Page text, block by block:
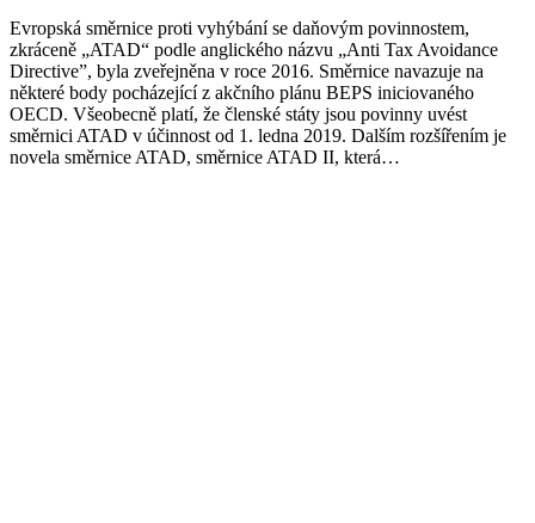
Evropská směrnice proti vyhýbání se daňovým povinnostem,
zkráceně „ATAD“ podle anglického názvu „Anti Tax Avoidance
Directive”, byla zveřejněna v roce 2016. Směrnice navazuje na
některé body pocházející z akčního plánu BEPS iniciovaného
OECD. Všeobecně platí, že členské státy jsou povinny uvést
směrnici ATAD v účinnost od 1. ledna 2019. Dalším rozšířením je
novela směrnice ATAD, směrnice ATAD II, která…